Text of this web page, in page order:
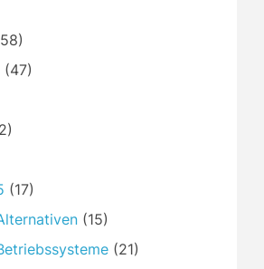
(47)
(17)
(15)
(21)